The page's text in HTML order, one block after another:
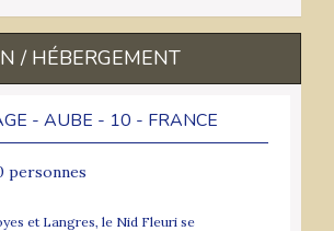
/ HÉBERGEMENT
- AUBE - 10 - FRANCE
personnes
et Langres, le Nid Fleuri se